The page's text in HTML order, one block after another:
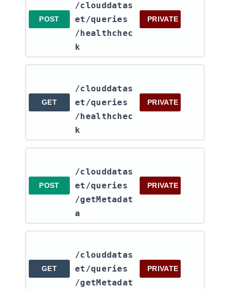
POST
/clouddatas
et​/queries​
/healthchec
k
PRIVATE
GET
/clouddatas
et​/queries​
/healthchec
k
PRIVATE
POST
/clouddatas
et​/queries​
/getMetadat
a
PRIVATE
GET
/clouddatas
et​/queries​
/getMetadat
PRIVATE